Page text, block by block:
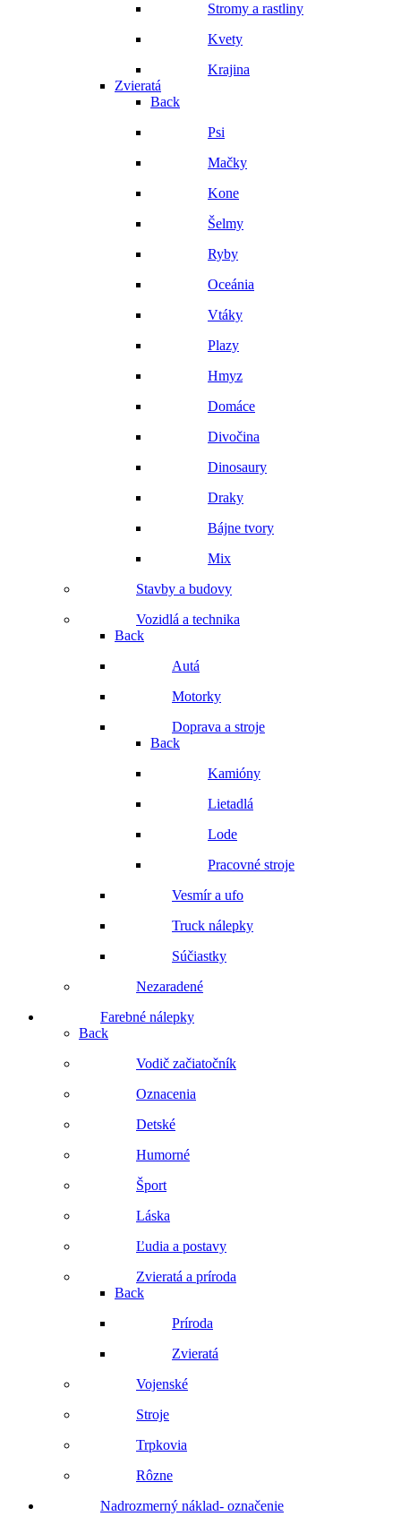
Stromy a rastliny
Kvety
Krajina
Zvieratá
Back
Psi
Mačky
Kone
Šelmy
Ryby
Oceánia
Vtáky
Plazy
Hmyz
Domáce
Divočina
Dinosaury
Draky
Bájne tvory
Mix
Stavby a budovy
Vozidlá a technika
Back
Autá
Motorky
Doprava a stroje
Back
Kamióny
Lietadlá
Lode
Pracovné stroje
Vesmír a ufo
Truck nálepky
Súčiastky
Nezaradené
Farebné nálepky
Back
Vodič začiatočník
Oznacenia
Detské
Humorné
Šport
Láska
Ľudia a postavy
Zvieratá a príroda
Back
Príroda
Zvieratá
Vojenské
Stroje
Trpkovia
Rôzne
Nadrozmerný náklad- označenie